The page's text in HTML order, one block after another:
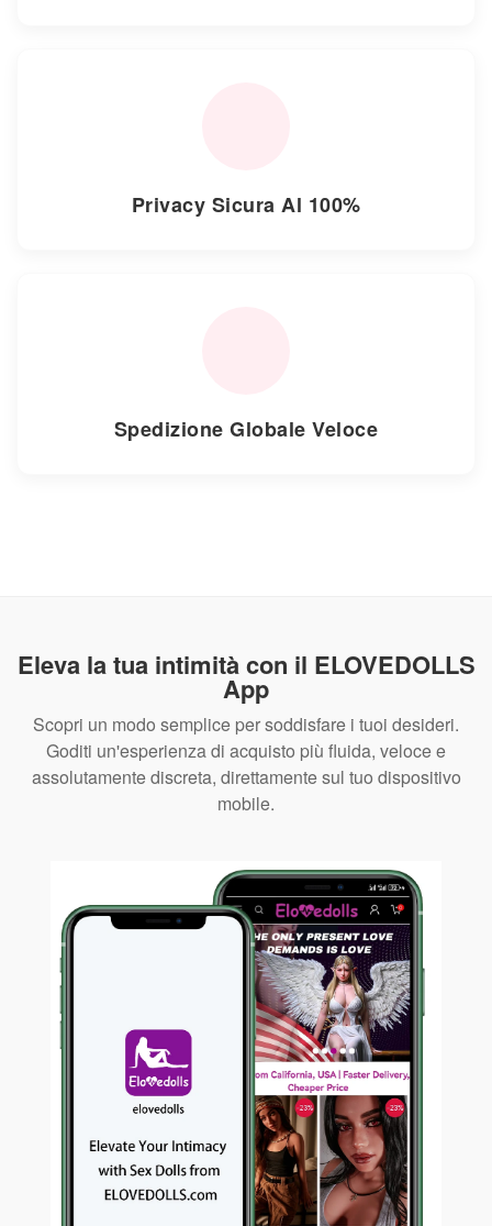
Privacy Sicura Al 100%
Spedizione Globale Veloce
Eleva la tua intimità con il ELOVEDOLLS
App
Scopri un modo semplice per soddisfare i tuoi desideri.
Goditi un'esperienza di acquisto più fluida, veloce e
assolutamente discreta, direttamente sul tuo dispositivo
mobile.